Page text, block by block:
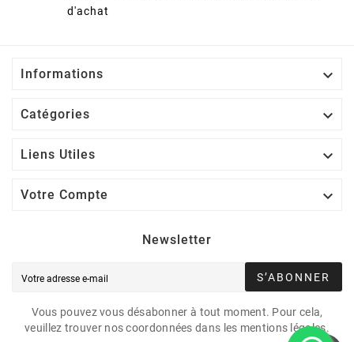
d'achat
Informations 
Catégories 
Liens Utiles 
Votre Compte 
Newsletter
S’ABONNER
Vous pouvez vous désabonner à tout moment. Pour cela,
veuillez trouver nos coordonnées dans les mentions légales.